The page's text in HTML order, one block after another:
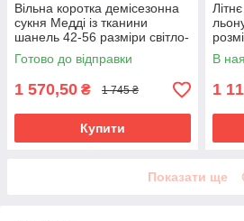
Вільна коротка демісезонна
сукня Медді із тканини
шанель 42-56 разміри світло-
сіра
Готово до відправки
1 570,50 ₴ 1 745 ₴
Купити
В
1
Показати ще